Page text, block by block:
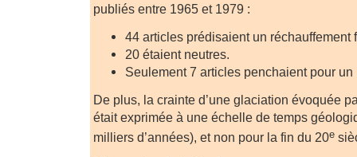
publiés entre 1965 et 1979 :
44 articles prédisaient un réchauffement
20 étaient neutres.
Seulement 7 articles penchaient pour un
De plus, la crainte d’une glaciation évoquée
était exprimée à une échelle de temps
milliers d’années), et non pour la fin du 20e